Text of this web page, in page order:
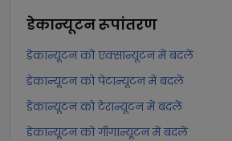
डेकान्यूटनरूपांतरण
डेकान्यूटन को एक्सान्यूटन में बदलें
डेकान्यूटन को पेटान्यूटन में बदलें
डेकान्यूटन को टेरान्यूटन में बदलें
डेकान्यूटन को गीगान्यूटन में बदलें